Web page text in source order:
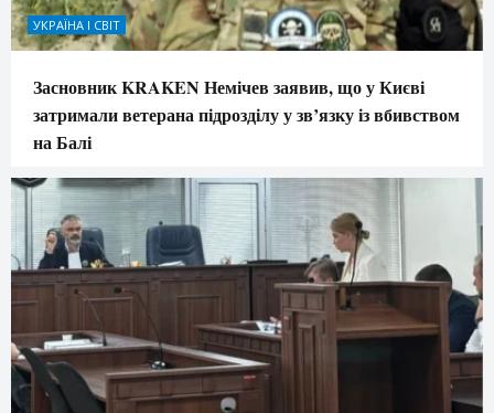
УКРАЇНА І СВІТ
Засновник KRAKEN Немічев заявив, що у Києві
затримали ветерана підрозділу у зв’язку із вбивством
на Балі